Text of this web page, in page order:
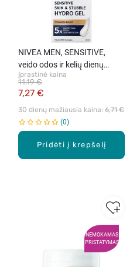
Pridėti į krepšelį
NIVEA MEN, SENSITIVE,
veido odos ir kelių dienų
barzdos plaukelių kremas-
gelis, 50 ml
Įprastinė kaina
7,27 €
11,19 €
30 dienų mažiausia kaina: 6,71 €
0
NEMOKAMAS
PRISTATYMAS